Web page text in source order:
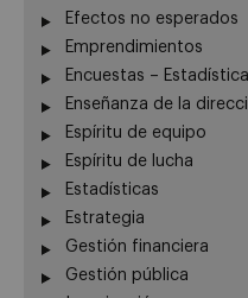
Efectos no esperados
Emprendimientos
Encuestas –
Enseñanza de la
Espíritu de equipo
Espíritu de lucha
Estadísticas
Estrategia
Gestión financiera
Gestión pública